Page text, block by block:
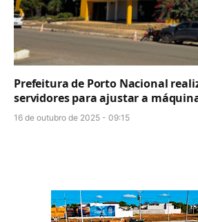
Prefeitura de Porto Nacional
servidores para ajustar a
16 de outubro de 2025 - 09:15